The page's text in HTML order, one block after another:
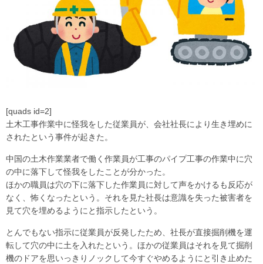
[quads id=2]
土木工事作業中に怪我をした従業員が、会社社長により生き埋めに
されたという事件が起きた。
中国の土木作業業者で働く作業員が工事のパイプ工事の作業中に穴
の中に落下して怪我をしたことが分かった。
ほかの職員は穴の下に落下した作業員に対して声をかけるも反応が
なく、怖くなったという。それを見た社長は意識を失った被害者を
見て穴を埋めるようにと指示したという。
とんでもない指示に従業員が反発したため、社長が直接掘削機を運
転して穴の中に土を入れたという。ほかの従業員はそれを見て掘削
機のドアを思いっきりノックして今すぐやめるようにと引き止めた